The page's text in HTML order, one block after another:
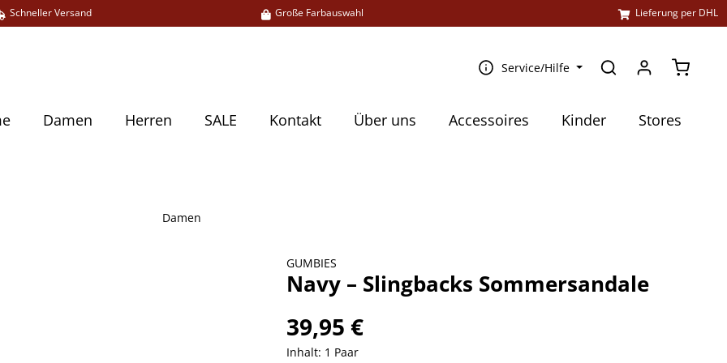
Schneller Versand Große Farbauswahl Lieferung per DHL
Service/Hilfe
Damen Herren SALE Kontakt Über uns Accessoires Kinder Stores
Damen
GUMBIES
Navy – Slingbacks Sommersandale
39,95 €
Inhalt: 1 Paar